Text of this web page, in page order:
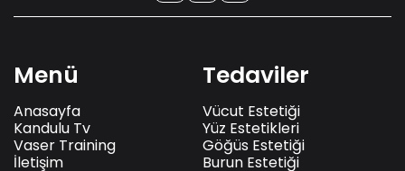
Menü
Anasayfa
Kandulu Tv
Vaser Training
İletişim
Tedaviler
Vücut Estetiği
Yüz Estetikleri
Göğüs Estetiği
Burun Estetiği